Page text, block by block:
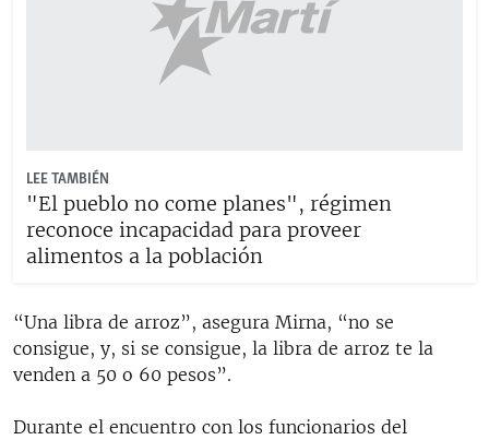
LEE TAMBIÉN
"El pueblo no come planes", régimen
reconoce incapacidad para proveer
alimentos a la población
“Una libra de arroz”, asegura Mirna, “no se
consigue, y, si se consigue, la libra de arroz te la
venden a 50 o 60 pesos”.
Durante el encuentro con los funcionarios del